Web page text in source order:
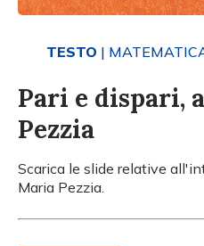
TESTO |
Pari e dispari,
Pezzia
Scarica le slide relative
Maria Pezzia.